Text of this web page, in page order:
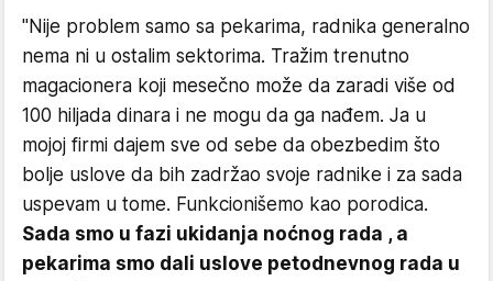
"Nije problem samo sa pekarima, radnika generalno
nema ni u ostalim sektorima. Tražim trenutno
magacionera koji mesečno može da zaradi više od
100 hiljada dinara i ne mogu da ga nađem. Ja u
mojoj firmi dajem sve od sebe da obezbedim što
bolje uslove da bih zadržao svoje radnike i za sada
uspevam u tome. Funkcionišemo kao porodica.
Sada smo u fazi ukidanja noćnog rada , a
pekarima smo dali uslove petodnevnog rada u